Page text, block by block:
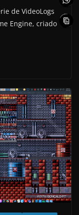
de VideoLogs
Engine, criado